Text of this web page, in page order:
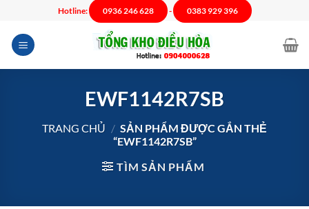
nội
dung
Hotline: 0936 246 628 - 0383 929 396
EWF1142R7SB
TRANG CHỦ / SẢN PHẨM ĐƯỢC GẮN THẺ
“EWF1142R7SB”
TÌM SẢN PHẨM